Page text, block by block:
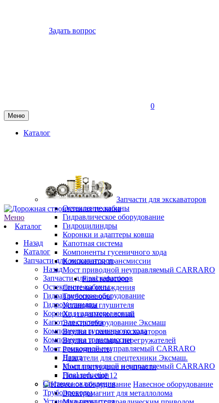
Задать вопрос
0
Меню
Каталог
Запчасти для экскаваторов
Остекление кабины
Гидравлическое оборудование
Гидроцилиндры
Коронки и адаптеры ковша
Капотная система
Компоненты гусеничного хода
Компоненты трансмиссии
Мост приводной неуправляемый CARRARO
Final reduction
Системы охлаждения
Трубопроводы
Установка глушителя
Ход пневмоколесный
Электрооборудование Эксмаш
Втулки и пальцы экскаваторов
Втулки и пальцы перегружателей
Ремкомплекты
Двигатели для спецтехники Эксмаш.
Комплектующие и запчасти
Показать ещё 12
Навесное оборудование
Электромагнит для металлолома
Меню
Каталог
Назад
Каталог
Запчасти для экскаваторов
Назад
Запчасти для экскаваторов
Остекление кабины
Гидравлическое оборудование
Гидроцилиндры
Коронки и адаптеры ковша
Капотная система
Компоненты гусеничного хода
Компоненты трансмиссии
Мост приводной неуправляемый CARRARO
Назад
Мост приводной неуправляемый CARRARO
Final reduction
Системы охлаждения
Трубопроводы
Установка глушителя